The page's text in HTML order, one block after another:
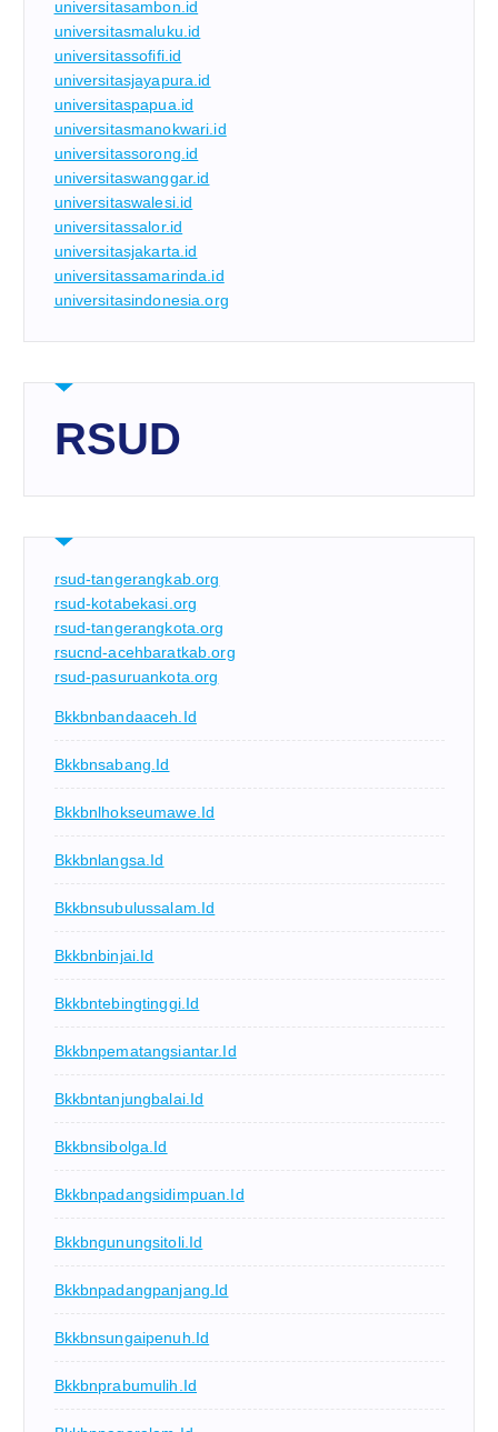
universitasambon.id
universitasmaluku.id
universitassofifi.id
universitasjayapura.id
universitaspapua.id
universitasmanokwari.id
universitassorong.id
universitaswanggar.id
universitaswalesi.id
universitassalor.id
universitasjakarta.id
universitassamarinda.id
universitasindonesia.org
RSUD
rsud-tangerangkab.org
rsud-kotabekasi.org
rsud-tangerangkota.org
rsucnd-acehbaratkab.org
rsud-pasuruankota.org
Bkkbnbandaaceh.id
Bkkbnsabang.id
Bkkbnlhokseumawe.id
Bkkbnlangsa.id
Bkkbnsubulussalam.id
Bkkbnbinjai.id
Bkkbntebingtinggi.id
Bkkbnpematangsiantar.id
Bkkbntanjungbalai.id
Bkkbnsibolga.id
Bkkbnpadangsidimpuan.id
Bkkbngunungsitoli.id
Bkkbnpadangpanjang.id
Bkkbnsungaipenuh.id
Bkkbnprabumulih.id